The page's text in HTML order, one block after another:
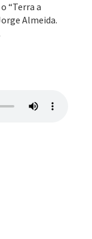
“Terra a
Almeida.